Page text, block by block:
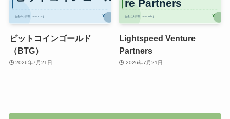
ビットコインゴールド
（BTG）
2026年7月21日
Lightspeed Venture
Partners
2026年7月21日